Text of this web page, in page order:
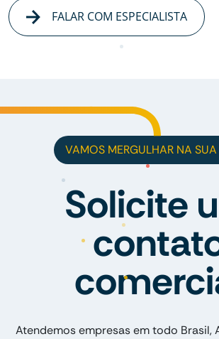
FALAR COM ESPECIALISTA
VAMOS MERGULHAR NA
Solicite
Atendemos empresas em todo Brasil,